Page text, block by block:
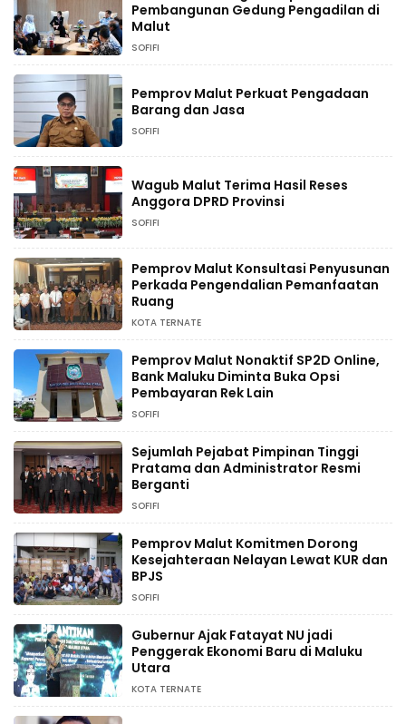
Pembangunan Gedung Pengadilan di
SOFIFI
Pemprov Malut Perkuat Pengadaan
Barang dan Jasa
SOFIFI
Wagub Malut Terima Hasil Reses
Anggora DPRD Provinsi
SOFIFI
Pemprov Malut Konsultasi Penyusunan
Perkada Pengendalian Pemanfaatan
Ruang
KOTA TERNATE
Pemprov Malut Nonaktif SP2D Online,
Bank Maluku Diminta Buka Opsi
Pembayaran Rek Lain
SOFIFI
Sejumlah Pejabat Pimpinan Tinggi
Pratama dan Administrator Resmi
Berganti
SOFIFI
Pemprov Malut Komitmen Dorong
Kesejahteraan Nelayan Lewat KUR dan
BPJS
SOFIFI
Gubernur Ajak Fatayat NU jadi
Penggerak Ekonomi Baru di Maluku
Utara
KOTA TERNATE